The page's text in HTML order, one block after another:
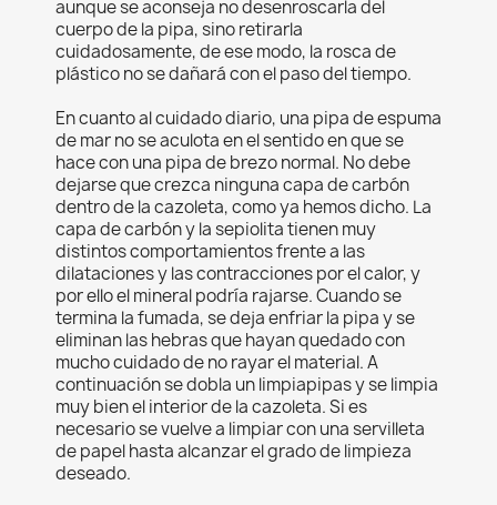
aunque se aconseja no desenroscarla del
cuerpo de la pipa, sino retirarla
cuidadosamente, de ese modo, la rosca de
plástico no se dañará con el paso del tiempo.
En cuanto al cuidado diario, una pipa de espuma
de mar no se aculota en el sentido en que se
hace con una pipa de brezo normal. No debe
dejarse que crezca ninguna capa de carbón
dentro de la cazoleta, como ya hemos dicho. La
capa de carbón y la sepiolita tienen muy
distintos comportamientos frente a las
dilataciones y las contracciones por el calor, y
por ello el mineral podría rajarse. Cuando se
termina la fumada, se deja enfriar la pipa y se
eliminan las hebras que hayan quedado con
mucho cuidado de no rayar el material. A
continuación se dobla un limpiapipas y se limpia
muy bien el interior de la cazoleta. Si es
necesario se vuelve a limpiar con una servilleta
de papel hasta alcanzar el grado de limpieza
deseado.